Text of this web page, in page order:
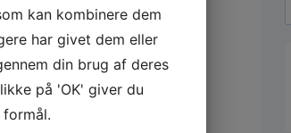
kan kombinere dem
har givet dem eller
din brug af deres
på 'OK' giver du